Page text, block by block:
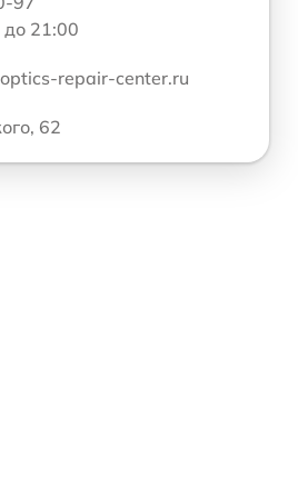
21:00
repair-center.ru
62